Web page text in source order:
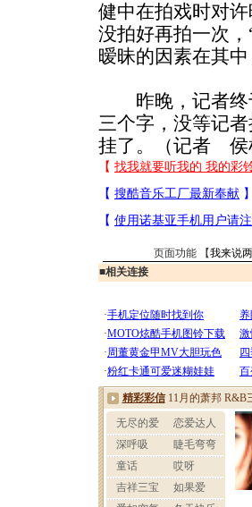
健中在拍戏时对
没拍好再拍一次
暧昧的因素在其
昨晚，记者终
三个字，没等记
挂了。（记者 侯
页面功能 【我来说
■相关连接